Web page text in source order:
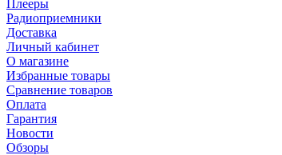
Плееры
Радиоприемники
Доставка
Личный кабинет
О магазине
Избранные товары
Сравнение товаров
Оплата
Гарантия
Новости
Обзоры